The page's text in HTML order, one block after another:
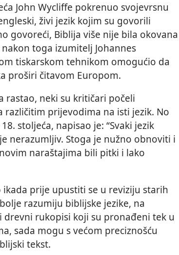
John Wycliffe pokrenuo svojevrsnu
živi jezik kojim su govorili
govoreći, Biblija više nije bila okovana
toga izumitelj Johannes
tiskarskom tehnikom omogućio da
proširi čitavom Europom.
rastao, neki su kritičari počeli
prijevodima na isti jezik. No
stoljeća, napisao je: “Svaki jezik
nerazumljiv. Stoga je nužno obnoviti i
naraštajima bili pitki i lako
prije upustiti se u reviziju starih
razumiju biblijske jezike, na
rukopisi koji su pronađeni tek u
sada mogu s većom preciznošću
tekst.